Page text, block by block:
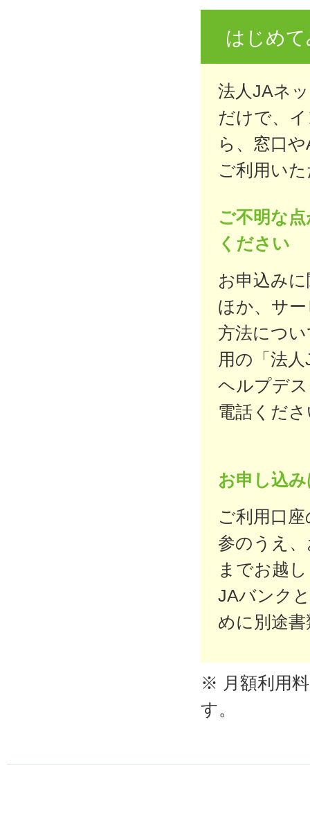
はじめ
法人JAネ
だけで、
ら、窓口
ご利用い
ご不明な
ください
お申込み
ほか、サ
方法につ
用の「法
ヘルプデ
電話くだ
お申し込
ご利用口
参のうえ
までお越
JAバンク
めに別途
※ 月額利用
す。